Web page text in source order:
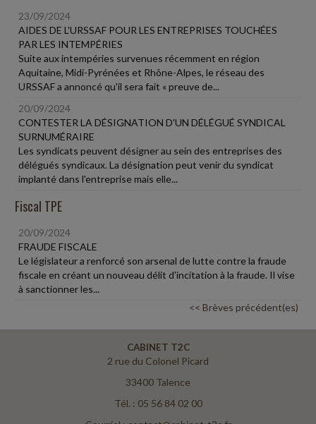
23/09/2024
AIDES DE L'URSSAF POUR LES ENTREPRISES TOUCHÉES
PAR LES INTEMPÉRIES
Suite aux intempéries survenues récemment en région
Aquitaine, Midi-Pyrénées et Rhône-Alpes, le réseau des
URSSAF a annoncé qu'il sera fait « preuve de...
20/09/2024
CONTESTER LA DÉSIGNATION D'UN DÉLÉGUÉ SYNDICAL
SURNUMÉRAIRE
Les syndicats peuvent désigner au sein des entreprises des
délégués syndicaux. La désignation peut venir du syndicat
implanté dans l'entreprise mais elle...
Fiscal TPE
20/09/2024
FRAUDE FISCALE
Le législateur a renforcé son arsenal de lutte contre la fraude
fiscale en créant un nouveau délit d'incitation à la fraude. Il vise
à sanctionner les...
<< Brèves précédent(es)
CABINET T2C
2 rue du Colonel Picard
33400 Talence
Tél. : 05 56 84 02 00